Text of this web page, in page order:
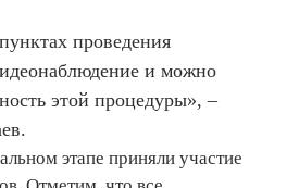
проведения
и можно
этой процедуры», –
этапе приняли участие